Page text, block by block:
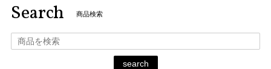
Search 商品検索
search